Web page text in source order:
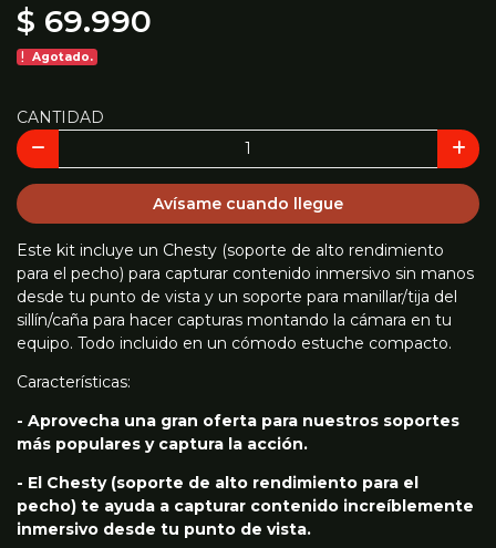
$ 69.990
Agotado.
CANTIDAD
Avísame cuando llegue
Este kit incluye un Chesty (soporte de alto rendimiento
para el pecho) para capturar contenido inmersivo sin manos
desde tu punto de vista y un soporte para manillar/tija del
sillín/caña para hacer capturas montando la cámara en tu
equipo. Todo incluido en un cómodo estuche compacto.
Características:
- Aprovecha una gran oferta para nuestros soportes
más populares y captura la acción.
- El Chesty (soporte de alto rendimiento para el
pecho) te ayuda a capturar contenido increíblemente
inmersivo desde tu punto de vista.